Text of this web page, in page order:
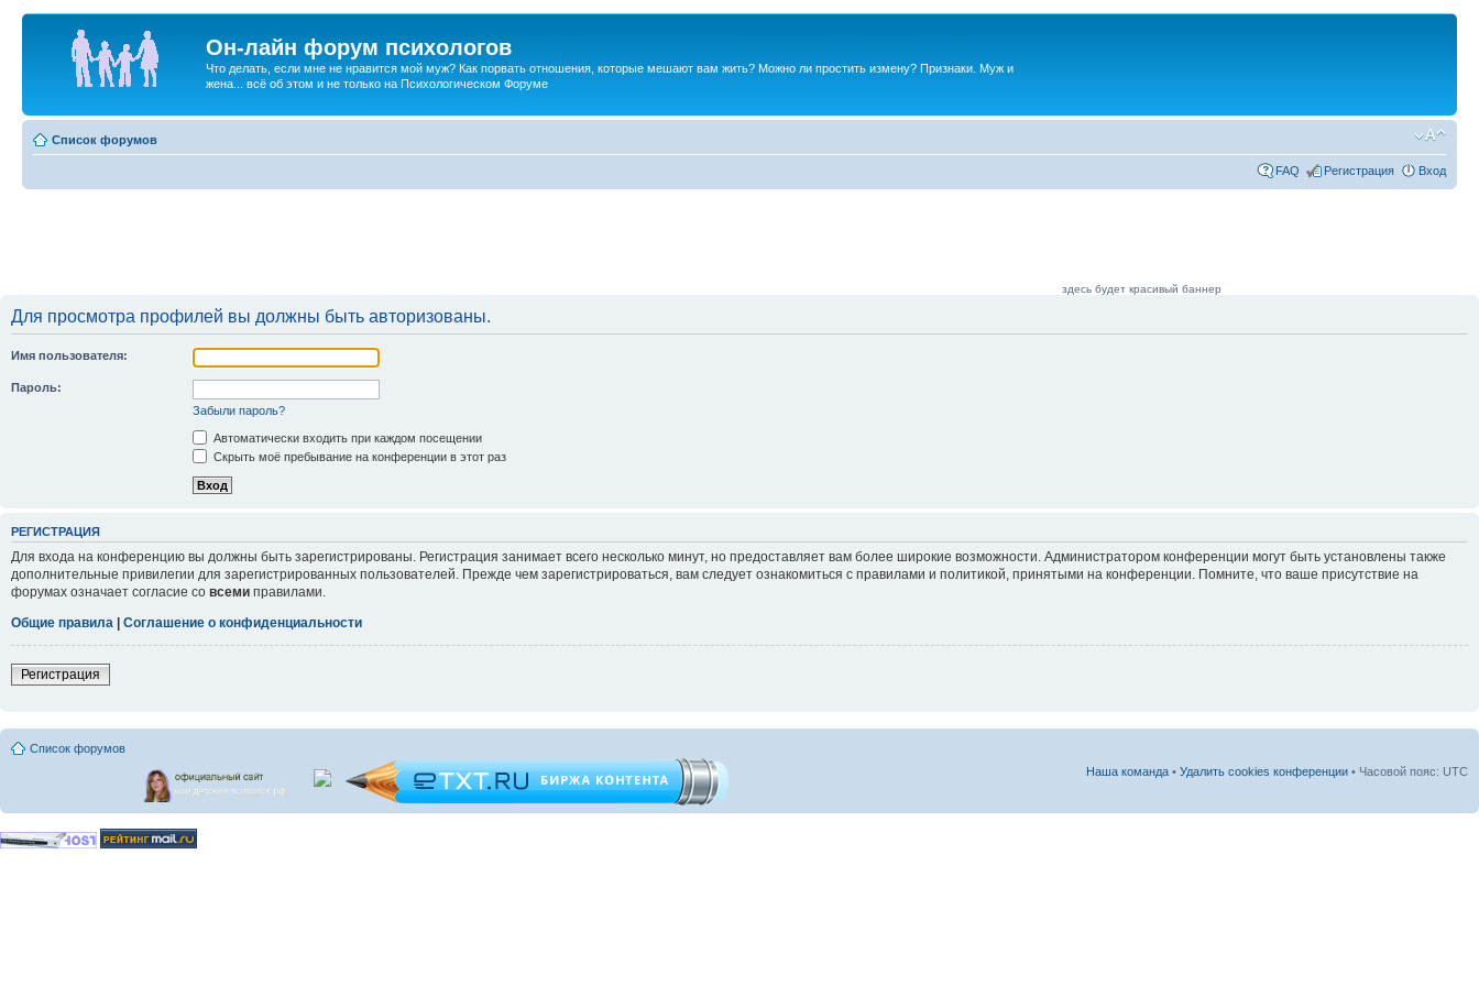
Он-лайн форум психологов
Что делать, если мне не нравится мой муж? Как порвать отношения, которые мешают вам жить? Можно ли простить измену? Признаки. Муж и
жена... всё об этом и не только на Психологическом Форуме
Список форумов
FAQ Регистрация Вход
здесь будет красивый баннер
Для просмотра профилей вы должны быть авторизованы.
Имя пользователя:
Пароль:
Забыли пароль?
Автоматически входить при каждом посещении
Скрыть моё пребывание на конференции в этот раз
РЕГИСТРАЦИЯ
Для входа на конференцию вы должны быть зарегистрированы. Регистрация занимает всего несколько минут, но предоставляет вам более широкие возможности. Администратором конференции могут быть установлены также
дополнительные привилегии для зарегистрированных пользователей. Прежде чем зарегистрироваться, вам следует ознакомиться с правилами и политикой, принятыми на конференции. Помните, что ваше присутствие на
форумах означает согласие со всеми правилами.
Общие правила
Соглашение о конфиденциальности
Регистрация
Список форумов
Наша команда • Удалить cookies конференции • Часовой пояс: UTC